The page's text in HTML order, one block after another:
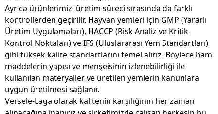
Ayrıca ürünlerimiz, üretim süreci sırasında da farklı
kontrollerden geçirilir. Hayvan yemleri için GMP (Yararlı
Üretim Uygulamaları), HACCP (Risk Analiz ve Kritik
Kontrol Noktaları) ve IFS (Uluslararası Yem Standartları)
gibi tüksek kalite standartlarını temel alırız. Böylece ham
maddelerin yapısı ve menşeisinin izlenebilirliği ile
kullanılan materyaller ve üretilen yemlerin kanunlara
uygun üretilmesi sağlanır.
Versele-Laga olarak kalitenin karşılığının her zaman